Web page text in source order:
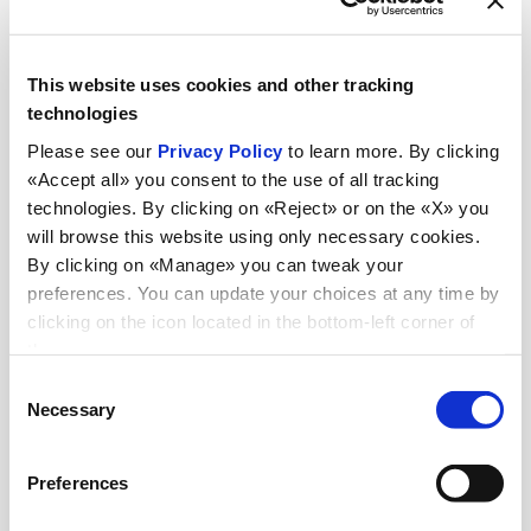
This website uses cookies and other tracking
technologies
Please see our Privacy Policy to learn more. By clicking
«Accept all» you consent to the use of all tracking
technologies. By clicking on «Reject» or on the «X» you
will browse this website using only necessary cookies.
By clicking on «Manage» you can tweak your
preferences. You can update your choices at any time by
clicking on the icon located in the bottom-left corner of
Selection
Necessary
Preferences
asociada;
proveedor externo debidamente designado como Encargado
del tratamiento para la selección de candidatos;
empresa de software como Encargado externo del
tratamiento.
Difusión:sus datos personales no serán difundidos de ninguna
forma.
Sus datos personales también podrán ser transferidos,
limitadamente a las finalidades indicadas, a los siguientes países:
licitud, limitación de la finalidad y minimización de los datos,
conforme al artículo 5 del RGPD, el periodo de conservación de sus